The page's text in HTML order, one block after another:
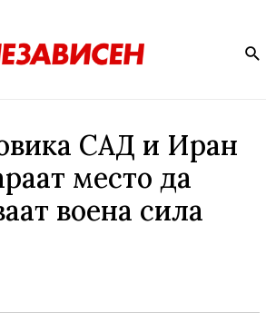
САД и Иран
место да
воена сила